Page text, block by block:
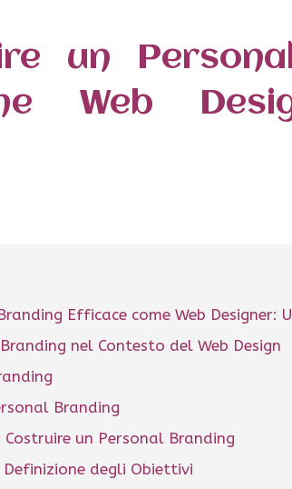
un
Web
Efficace come Web Designer:
nel Contesto del Web Design
Branding
un Personal Branding
degli Obiettivi